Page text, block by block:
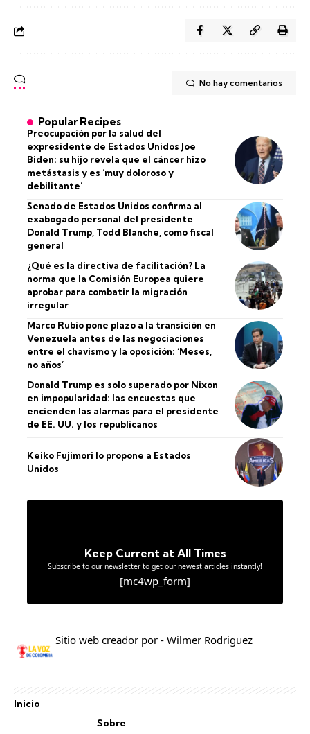
No hay comentarios
Popular Recipes
Preocupación por la salud del
expresidente de Estados Unidos Joe
Biden: su hijo revela que el cáncer hizo
metástasis y es ‘muy doloroso y
debilitante’
Senado de Estados Unidos confirma al
exabogado personal del presidente
Donald Trump, Todd Blanche, como fiscal
general
¿Qué es la directiva de facilitación? La
norma que la Comisión Europea quiere
aprobar para combatir la migración
irregular
Marco Rubio pone plazo a la transición en
Venezuela antes de las negociaciones
entre el chavismo y la oposición: ‘Meses,
no años’
Donald Trump es solo superado por Nixon
en impopularidad: las encuestas que
encienden las alarmas para el presidente
de EE. UU. y los republicanos
Keiko Fujimori lo propone a Estados
Unidos
Keep Current at All Times
Subscribe to our newsletter to get our newest articles instantly!
[mc4wp_form]
Sitio web creador por - Wilmer Rodriguez
Inicio
Sobre